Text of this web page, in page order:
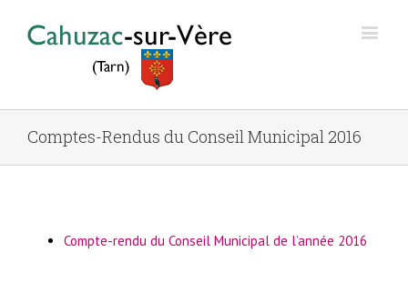
Comptes-Rendus du Conseil Municipal 2016
Compte-rendu du Conseil Municipal de l’année 2016